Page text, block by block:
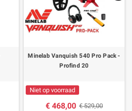
Minelab Vanquish 540 Pro Pack -
Profind 20
Niet op voorraad
€ 468,00 € 529,00